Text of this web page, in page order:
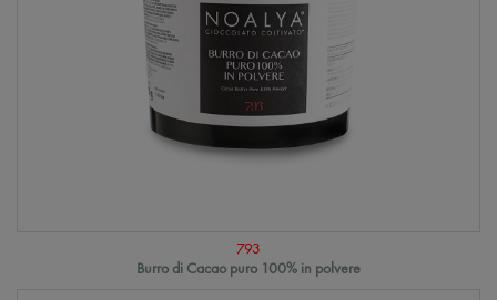
793
Burro di Cacao puro 100% in polvere